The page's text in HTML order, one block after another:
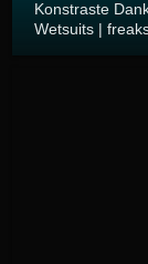
Konstraste
Wetsuits |